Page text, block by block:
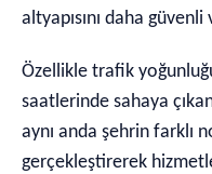
altyapısını daha
Özellikle trafik
saatlerinde sahaya
aynı anda şehrin farklı
gerçekleştirerek